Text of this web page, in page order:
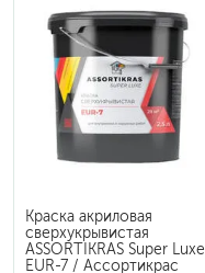
Краска акриловая
сверхукрывистая
ASSORTIKRAS Super Luxe
EUR-7 / Ассортикрас